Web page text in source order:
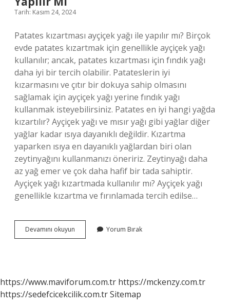
Tarih: Kasım 24, 2024
Patates kızartması ayçiçek yağı ile yapılır mı? Birçok
evde patates kızartmak için genellikle ayçiçek yağı
kullanılır; ancak, patates kızartması için fındık yağı
daha iyi bir tercih olabilir. Patateslerin iyi
kızarmasını ve çıtır bir dokuya sahip olmasını
sağlamak için ayçiçek yağı yerine fındık yağı
kullanmak isteyebilirsiniz. Patates en iyi hangi yağda
kızartılır? Ayçiçek yağı ve mısır yağı gibi yağlar diğer
yağlar kadar ısıya dayanıklı değildir. Kızartma
yaparken ısıya en dayanıklı yağlardan biri olan
zeytinyağını kullanmanızı öneririz. Zeytinyağı daha
az yağ emer ve çok daha hafif bir tada sahiptir.
Ayçiçek yağı kızartmada kullanılır mı? Ayçiçek yağı
genellikle kızartma ve fırınlamada tercih edilse…
Devamını okuyun
Kızartması
Yorum Bırak
https://www.maviforum.com.tr https://mckenzy.com.tr
https://sedefcicekcilik.com.trSitemap